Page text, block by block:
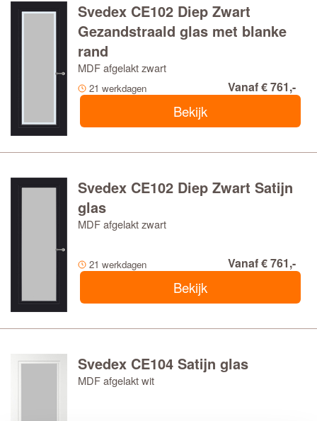
Svedex CE102 Diep Zwart
Gezandstraald glas met blanke
rand
MDF afgelakt zwart
21 werkdagen Vanaf € 761,-
Bekijk
Svedex CE102 Diep Zwart Satijn
glas
MDF afgelakt zwart
21 werkdagen Vanaf € 761,-
Bekijk
Svedex CE104 Satijn glas
MDF afgelakt wit